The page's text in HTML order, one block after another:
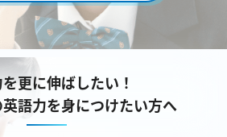
更に伸ばしたい！
語力を身につけたい方へ